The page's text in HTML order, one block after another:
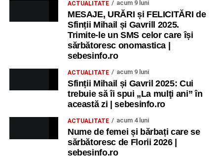
ACTUALITATE acum 9 luni
MESAJE, URĂRI și FELICITĂRI de
Sfinții Mihail și Gavrill 2025.
Trimite-le un SMS celor care își
sărbătoresc onomastica |
sebesinfo.ro
ACTUALITATE acum 9 luni
Sfinții Mihail și Gavril 2025: Cui
trebuie să îi spui „La mulţi ani” în
această zi | sebesinfo.ro
ACTUALITATE acum 4 luni
Nume de femei și bărbați care se
sărbătoresc de Florii 2026 |
sebesinfo.ro